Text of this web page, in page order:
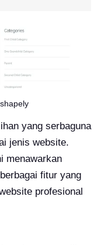
yang serbaguna
jenis website.
menawarkan
fitur yang
profesional